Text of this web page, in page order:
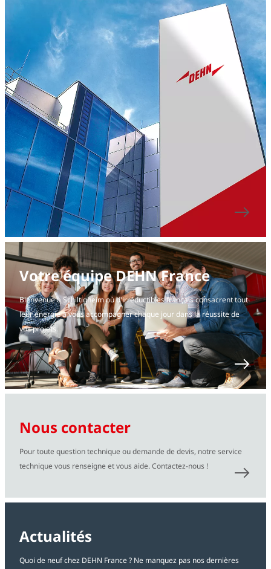
Votre équipe DEHN France
Bienvenue à Schiltigheim où d'irréductibles français consacrent tout
leur énergie à vous accompagner chaque jour dans la réussite de
vos projets.
Nous contacter
Pour toute question technique ou demande de devis, notre service
technique vous renseigne et vous aide. Contactez-nous !
Actualités
Quoi de neuf chez DEHN France ? Ne manquez pas nos dernières